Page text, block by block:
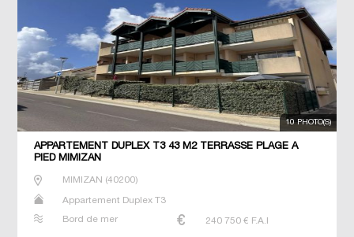
10 PHOTO(S)
APPARTEMENT DUPLEX T3 43 M2 TERRASSE PLAGE À
PIED MIMIZAN
MIMIZAN (40200)
Appartement Duplex T3
Bord de mer 240 750 € F.A.I